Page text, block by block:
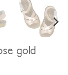
gold